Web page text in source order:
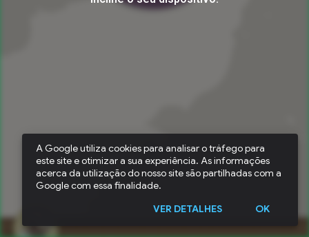
A Google utiliza cookies para analisar o tráfego para
este site e otimizar a sua experiência. As informações
acerca da utilização do nosso site são partilhadas com a
Google com essa finalidade.